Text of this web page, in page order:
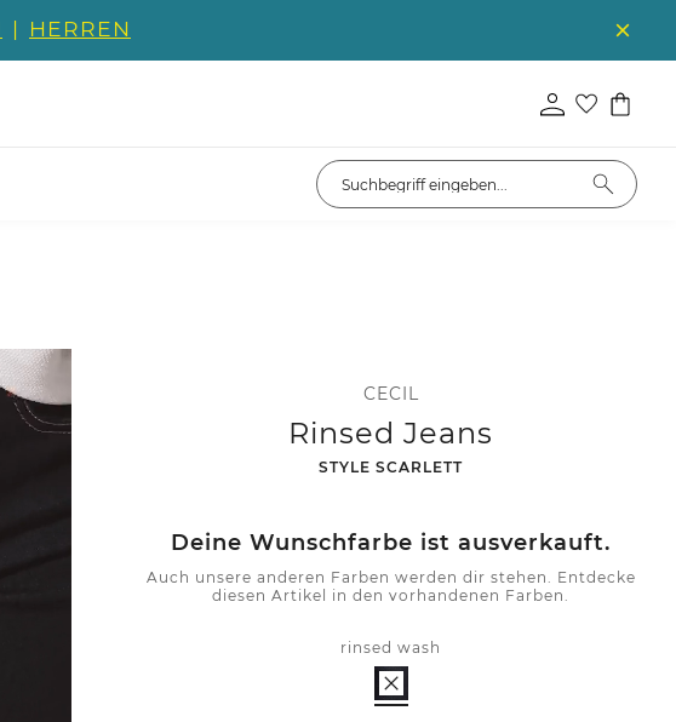
| HERREN
CECIL
Rinsed Jeans
-
STYLE SCARLETT
Deine Wunschfarbe ist ausverkauft.
Auch unsere anderen Farben werden dir stehen. Entdecke
diesen Artikel in den vorhandenen Farben.
rinsed wash